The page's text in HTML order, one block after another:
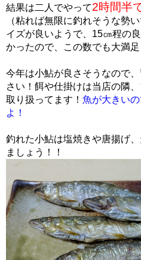
結果は二人でやって2時間半
（粘れば無限に釣れそうな勢
イズが良いようで、15㎝程の
かったので、この数でも大満足
今年は小鮎が良さそうなので
さい！餌や仕掛けは当店の隣
取り扱ってます！ 魚が大きい
よ！
釣れた小鮎は塩焼きや唐揚げ
ましょう！！